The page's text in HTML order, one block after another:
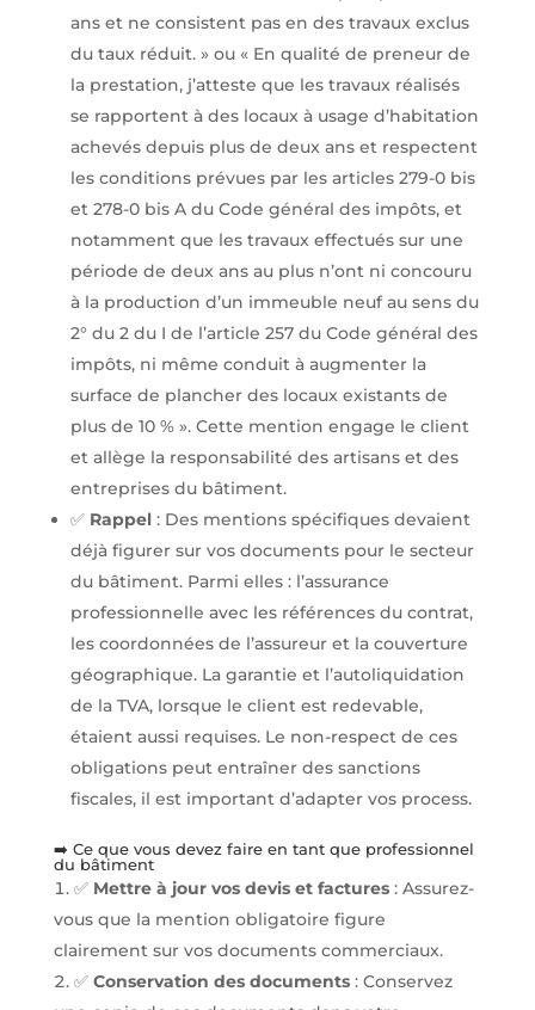
ans et ne consistent pas en des travaux exclus
du taux réduit. » ou « En qualité de preneur de
la prestation, j’atteste que les travaux réalisés
se rapportent à des locaux à usage d’habitation
achevés depuis plus de deux ans et respectent
les conditions prévues par les articles 279-0 bis
et 278-0 bis A du Code général des impôts, et
notamment que les travaux effectués sur une
période de deux ans au plus n’ont ni concouru
à la production d’un immeuble neuf au sens du
2° du 2 du I de l’article 257 du Code général des
impôts, ni même conduit à augmenter la
surface de plancher des locaux existants de
plus de 10 % ». Cette mention engage le client
et allège la responsabilité des artisans et des
entreprises du bâtiment.
✅ Rappel: Des mentions spécifiques devaient
déjà figurer sur vos documents pour le secteur
du bâtiment. Parmi elles : l’assurance
professionnelle avec les références du contrat,
les coordonnées de l’assureur et la couverture
géographique. La garantie et l’autoliquidation
de la TVA, lorsque le client est redevable,
étaient aussi requises. Le non-respect de ces
obligations peut entraîner des sanctions
fiscales, il est important d’adapter vos process.
➡️ Ce que vous devez faire en tant que professionnel
du bâtiment
✅ Mettre à jour vos devis et factures: Assurez-
vous que la mention obligatoire figure
clairement sur vos documents commerciaux.
✅ Conservation des documents: Conservez